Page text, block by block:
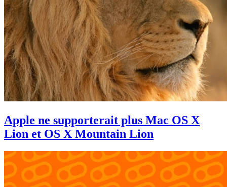
Apple ne supporterait plus Mac OS X
Lion et OS X Mountain Lion